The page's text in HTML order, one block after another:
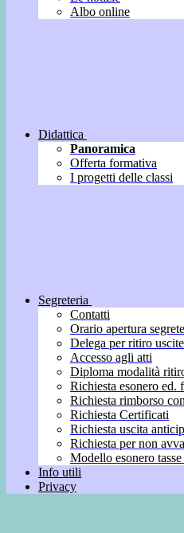
Albo online
Didattica
Panoramica
Offerta formativa
I progetti delle classi
Segreteria
Contatti
Orario apertura
Delega per ritiro
Accesso agli atti
Diploma modalità
Richiesta esonero ed.
Richiesta rimborso
Richiesta Certificati
Richiesta uscita
Richiesta per non
Modello esonero
Info utili
Privacy